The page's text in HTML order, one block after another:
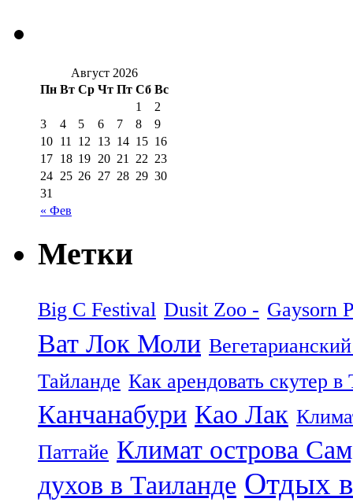
Август 2026
Пн Вт Ср Чт Пт Сб Вс
« Фев
1
2
3
4 5 6 7 8
9
10 11 12 13 14 15 16
17 18 19 20 21 22 23
24 25 26 27 28 29 30
31
Метки
Big C Festival Dusit Zoo - Gaysorn
Ват Лок Моли
Тайланде Как арендовать скутер в
Канчанабури Као Лак
Паттайе Климат острова
духов в Таиланде Отдых